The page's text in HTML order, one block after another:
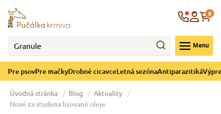
Menu
0
Pre psovPre mačkyDrobné cicavceLetná sezónaAntiparazitiká
psov
Pre psov
psov
mačky
Pre mačky
mačky
cicavce
Drobné cicavce
sezóna
Letná sezóna
ochladenie
Výpredaj
CZK
Úvodná stránka Blog Aktuality
Nové za studena lisované oleje